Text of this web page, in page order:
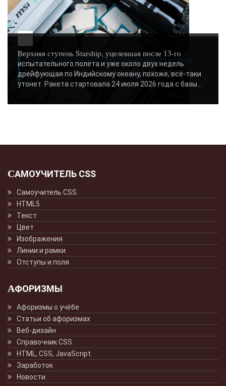
УЦЕЛЕВШИЙ ПОСЛЕ ПРИВОДНЕНИЯ STARSHIP
ВСЁ-ТАКИ УТОНЕТ: SPACEX ВРЯД ЛИ СМОЖЕТ..
Верхняя ступень Starship, уцелевшая после 13-го
испытательного полёта и уже около двух недель
дрейфующая по Индийскому океану, похоже, всё-таки
утонет. Ракета стартовала 24 июля 2026 года с базы...
САМОУЧИТЕЛЬ CSS
Самоучитель CSS
HTML5
Текст
Цвет
Изображения
Линии и рамки
Отступы и поля
АФОРИЗМЫ
Афоризмы о учёбе
Статьи об афоризмах
Веб-дизайн
Справочник CSS
HTML, CSS, JavaScript.
Заработок
Новости